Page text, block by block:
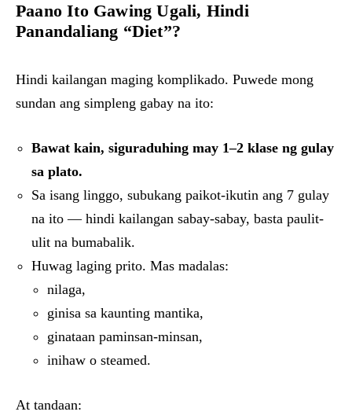
Paano Ito Gawing Ugali, Hindi
Panandaliang “Diet”?
Hindi kailangan maging komplikado. Puwede mong
sundan ang simpleng gabay na ito:
Bawat kain, siguraduhing may 1–2 klase ng gulay
sa plato.
Sa isang linggo, subukang paikot-ikutin ang 7 gulay
na ito — hindi kailangan sabay-sabay, basta paulit-
ulit na bumabalik.
Huwag laging prito. Mas madalas:
nilaga,
ginisa sa kaunting mantika,
ginataan paminsan-minsan,
inihaw o steamed.
At tandaan: